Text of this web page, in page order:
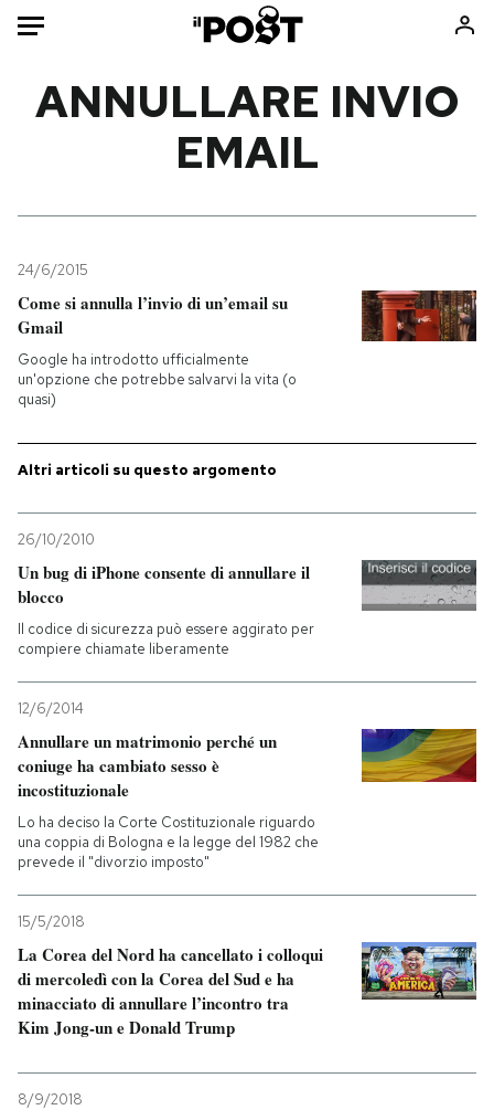
Mondo
Tecnologia
Internet
Cultura
Sport
Libri
Ok Boomer!
Europa
Mondiali calcio 2026
PODCAST
I MIEI PREFERITI
SHOP
CALENDARIO
AREA PERSONALE
Entra
ANNULLARE INVIO
EMAIL
24/6/2015
Come si annulla l’invio di un’email su
Gmail
Google ha introdotto ufficialmente
un'opzione che potrebbe salvarvi la vita (o
quasi)
Altri articoli su questo argomento
26/10/2010
Un bug di iPhone consente di annullare il
blocco
Il codice di sicurezza può essere aggirato per
compiere chiamate liberamente
12/6/2014
Annullare un matrimonio perché un
coniuge ha cambiato sesso è
incostituzionale
Lo ha deciso la Corte Costituzionale riguardo
una coppia di Bologna e la legge del 1982 che
prevede il "divorzio imposto"
15/5/2018
La Corea del Nord ha cancellato i colloqui
di mercoledì con la Corea del Sud e ha
minacciato di annullare l’incontro tra
Kim Jong-un e Donald Trump
8/9/2018